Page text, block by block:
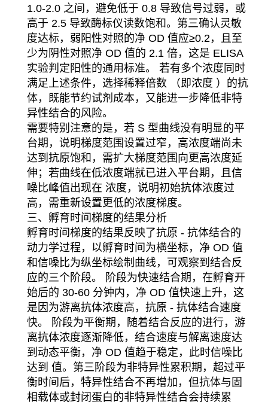
1.0-2.0 之间，避免低于 0.8 导致信号过弱，或
高于 2.5 导致酶标仪读数饱和。第三确认灵敏
度达标，弱阳性对照的净 OD 值应≥0.2，且至
少为阴性对照净 OD 值的 2.1 倍，这是 ELISA
实验判定阳性的通用标准。 若有多个浓度同时
满足上述条件，选择稀释倍数 （即浓度 ）的抗
体，既能节约试剂成本，又能进一步降低非特
异性结合的风险。
需要特别注意的是，若 S 型曲线没有明显的平
台期，说明梯度范围设置过窄，高浓度端尚未
达到抗原饱和，需扩大梯度范围向更高浓度延
伸；若曲线在低浓度端就已进入平台期，且信
噪比峰值出现在 浓度，说明初始抗体浓度过
高，需重新设置更低的浓度梯度。
三、孵育时间梯度的结果分析
孵育时间梯度的结果反映了抗原 - 抗体结合的
动力学过程，以孵育时间为横坐标，净 OD 值
和信噪比为纵坐标绘制曲线，可观察到结合反
应的三个阶段。 阶段为快速结合期，在孵育开
始后的 30-60 分钟内，净 OD 值快速上升，这
是因为游离抗体浓度高，抗原 - 抗体结合速度
快。 阶段为平衡期，随着结合反应的进行，游
离抗体浓度逐渐降低，结合速度与解离速度达
到动态平衡，净 OD 值趋于稳定，此时信噪比
达到 值。第三阶段为非特异性累积期，超过平
衡时间后，特异性结合不再增加，但抗体与固
相载体或封闭蛋白的非特异性结合会持续累